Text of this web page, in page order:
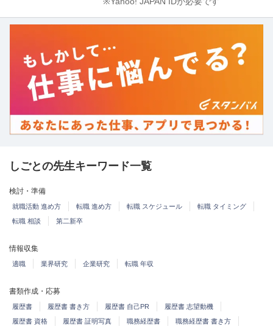
しごとの先生キーワード一覧
検討・準備
就職活動 進め方 転職 進め方 転職 スケジュール
転職 タイミング
転職 相談
第二新卒
情報収集
適職 業界研究 企業研究 転職 年収
書類作成・応募
履歴書 履歴書 書き方 履歴書 自己PR
履歴書 志望動機
履歴書 資格
履歴書 証明写真 職務経歴書
職務経歴書 書き方